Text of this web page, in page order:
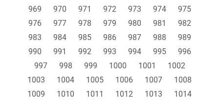
969
970 971 972 973 974
975
976
977 978 979 980 981
982
983
984 985 986 987 988
989
990
991 992 993 994 995
996
997
998 999 1000 1001
1002
1003
1004 1005 1006 1007
1008
1009
1010 1011 1012 1013
1014